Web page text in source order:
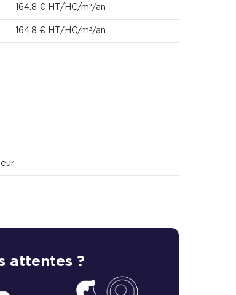
164.8 € HT/HC/m²/an
164.8 € HT/HC/m²/an
attentes ?